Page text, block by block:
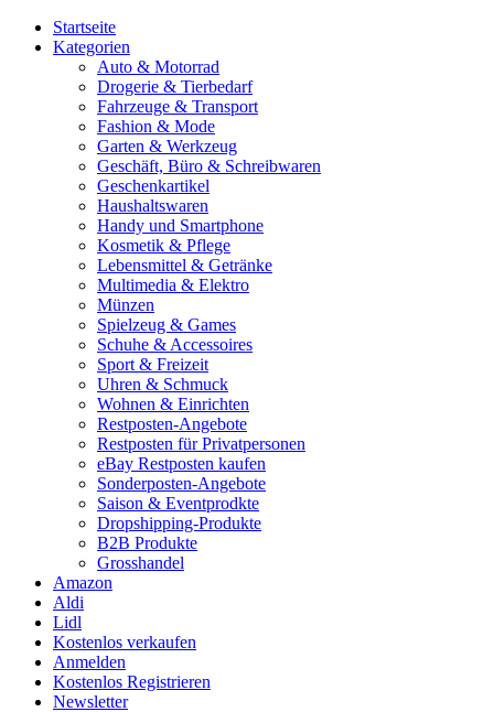
Startseite
Kategorien
Auto & Motorrad
Drogerie & Tierbedarf
Fahrzeuge & Transport
Fashion & Mode
Garten & Werkzeug
Geschäft, Büro & Schreibwaren
Geschenkartikel
Haushaltswaren
Handy und Smartphone
Kosmetik & Pflege
Lebensmittel & Getränke
Multimedia & Elektro
Münzen
Spielzeug & Games
Schuhe & Accessoires
Sport & Freizeit
Uhren & Schmuck
Wohnen & Einrichten
Restposten-Angebote
Restposten für Privatpersonen
eBay Restposten kaufen
Sonderposten-Angebote
Saison & Eventprodkte
Dropshipping-Produkte
B2B Produkte
Grosshandel
Amazon
Aldi
Lidl
Kostenlos verkaufen
Anmelden
Kostenlos Registrieren
Newsletter